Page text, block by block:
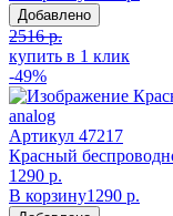
Добавлено
2516 р.
купить в 1 клик
-49%
Артикул 47217
Красный
1290 р.
В корзину1290 р.